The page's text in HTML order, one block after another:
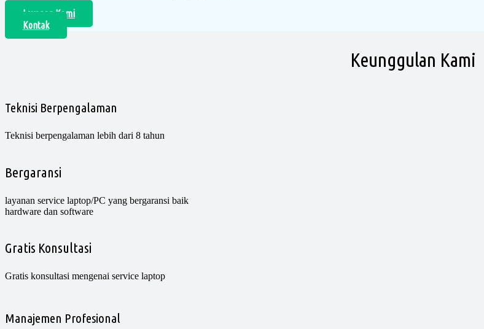
Layanan Kami
Kontak
Keunggulan Kami
Teknisi Berpengalaman
Teknisi berpengalaman lebih dari 8 tahun
Bergaransi
layanan service laptop/PC yang bergaransi baik
hardware dan software
Gratis Konsultasi
Gratis konsultasi mengenai service laptop
Manajemen Profesional